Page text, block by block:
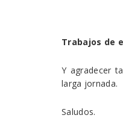
Trabajos de
Y agradecer
larga jornada.
Saludos.